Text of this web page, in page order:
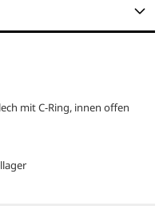
mit C-Ring, innen offen